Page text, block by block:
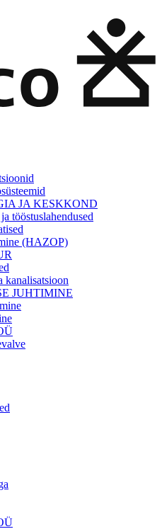
JA KESKKOND
tööstuslahendused
(HAZOP)
kanalisatsioon
JUHTIMINE